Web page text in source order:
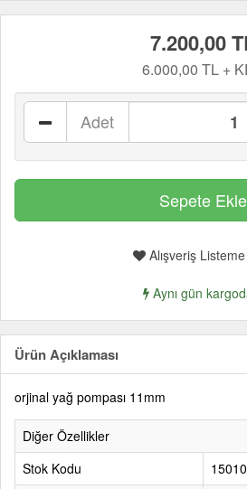
7.200,00
6.000,00 TL +
Adet
Alışveriş
Aynı gün
Ürün Açıklaması
orjinal yağ pompası 11mm
Diğer Özellikler
Stok Kodu